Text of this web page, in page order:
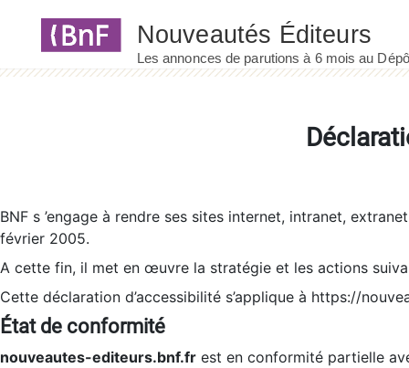
BNF s ’engage à rendre ses sites internet, intranet,
février 2005.
A cette fin, il met en œuvre la stratégie et les actions
Cette déclaration d’accessibilité s’applique à https://
État de conformité
nouveautes-editeurs.bnf.fr est en conformité partielle